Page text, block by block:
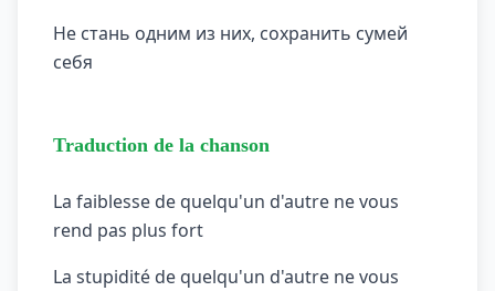
Не стань одним из них, сохранить сумей
себя
Traduction de la chanson
La faiblesse de quelqu'un d'autre ne vous
rend pas plus fort
La stupidité de quelqu'un d'autre ne vous